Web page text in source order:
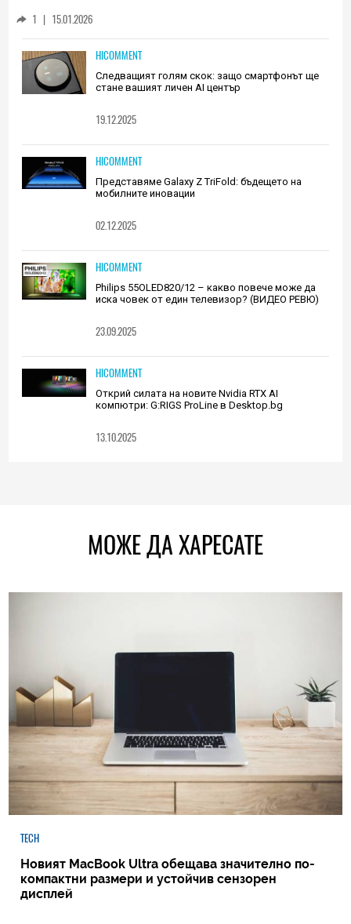
1 | 15.01.2026
HICOMMENT
Следващият голям скок: защо смартфонът ще
стане вашият личен AI център
19.12.2025
HICOMMENT
Представяме Galaxy Z TriFold: бъдещето на
мобилните иновации
02.12.2025
HICOMMENT
Philips 55OLED820/12 – какво повече може да
иска човек от един телевизор? (ВИДЕО РЕВЮ)
23.09.2025
HICOMMENT
Открий силата на новите Nvidia RTX AI
компютри: G:RIGS ProLine в Desktop.bg
13.10.2025
МОЖЕ ДА ХАРЕСАТЕ
TECH
Новият MacBook Ultra обещава значително по-
компактни размери и устойчив сензорен
дисплей